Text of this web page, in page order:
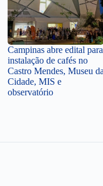
Campinas abre edital para
instalação de cafés no
Castro Mendes, Museu da
Cidade, MIS e
observatório